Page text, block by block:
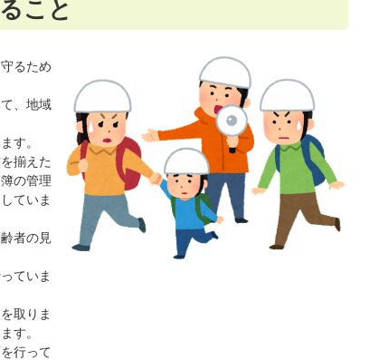
こと
るため
、地域
す。
揃えた
の管理
ていま
者の見
ていま
取りま
す。
行って